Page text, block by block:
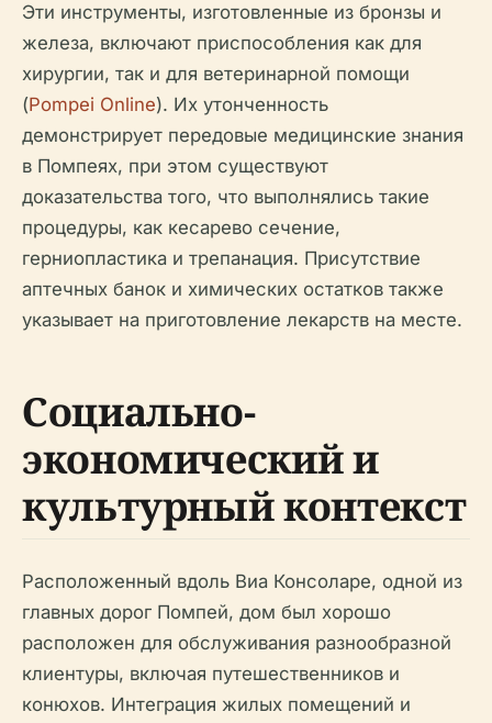
Эти инструменты, изготовленные из бронзы и
железа, включают приспособления как для
хирургии, так и для ветеринарной помощи
(Pompei Online). Их утонченность
демонстрирует передовые медицинские знания
в Помпеях, при этом существуют
доказательства того, что выполнялись такие
процедуры, как кесарево сечение,
герниопластика и трепанация. Присутствие
аптечных банок и химических остатков также
указывает на приготовление лекарств на месте.
Социально-
экономический и
культурный контекст
Расположенный вдоль Виа Консоларе, одной из
главных дорог Помпей, дом был хорошо
расположен для обслуживания разнообразной
клиентуры, включая путешественников и
конюхов. Интеграция жилых помещений и